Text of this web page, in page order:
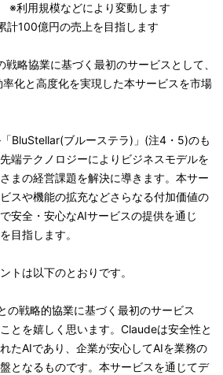
利用規模などにより変動します
計100億円の売上を目指します
略協業に基づく最初のサービスとして、
化と高度化を実現した本サービスを市場
BluStellar(ブルーステラ)」(注4・5)のも
端テクノロジーによりビジネスモデルを
まの経営課題を解決に導きます。本サー
スや機能の拡充などさらなる付加価値の
安全・安心なAIサービスの提供を通じ
目指します。
トは以下のとおりです。
の戦略的協業に基づく最初のサービス
とを嬉しく思います。Claudeは安全性と
たAIであり、企業が安心してAIを業務の
となるものです。本サービスを通じてデ